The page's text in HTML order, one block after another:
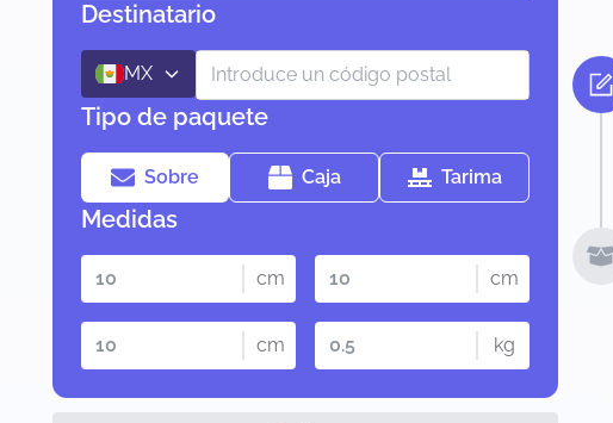
Destinatario
MX
Tipo de paquete
Sobre Caja Tarima
Medidas
cm cm
cm kg